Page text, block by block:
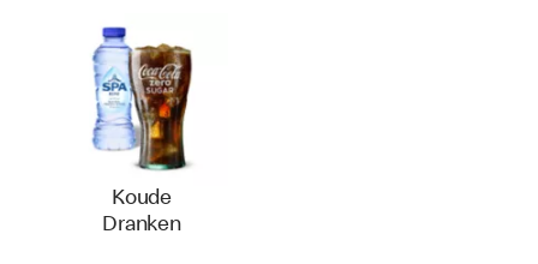
Koude
Dranken